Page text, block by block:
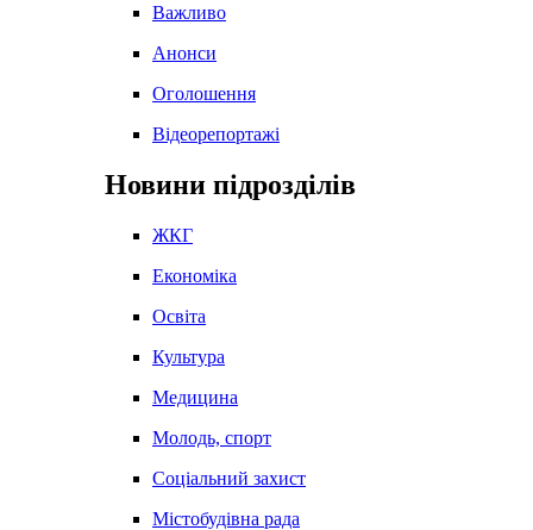
Важливо
Анонси
Оголошення
Відеорепортажі
Новини підрозділів
ЖКГ
Економіка
Освіта
Культура
Медицина
Молодь, спорт
Соціальний захист
Містобудівна рада